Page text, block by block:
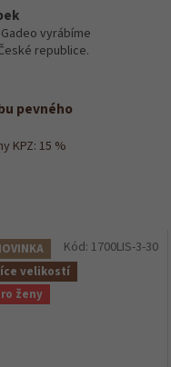
vyrábíme
republice.
pevného
KPZ: 15 %
velikostí
ženy
Kód: 1700LIS-3-30